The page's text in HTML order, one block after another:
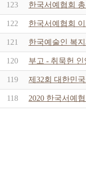
123 한국서예협회
122 한국서예협회
121 한국예술인 복
120 부고 - 취묵헌
119 제32회 대한민
118 2020 한국서예